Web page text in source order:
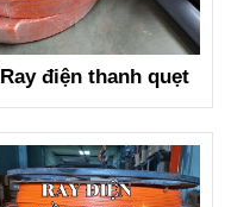
Ray điện thanh quẹt